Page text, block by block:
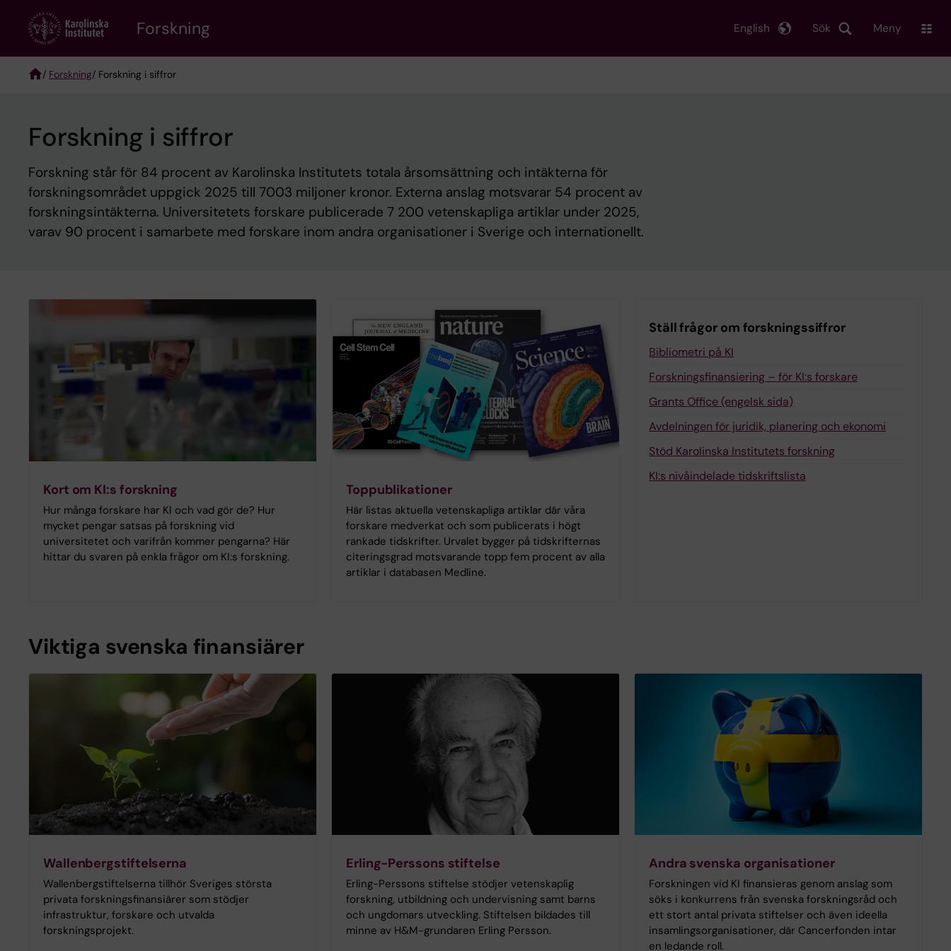
content
Forskning Sök
English Meny
/ Forskning/ Forskning i siffror
Forskning i siffror
Forskning står för 84 procent av Karolinska Institutets totala årsomsättning och intäkterna för
forskningsområdet uppgick 2025 till 7003 miljoner kronor. Externa anslag motsvarar 54 procent av
forskningsintäkterna. Universitetets forskare publicerade 7 200 vetenskapliga artiklar under 2025,
varav 90 procent i samarbete med forskare inom andra organisationer i Sverige och internationellt.
Kort om KI:s forskning
Hur många forskare har KI och vad gör de? Hur
mycket pengar satsas på forskning vid
universitetet och varifrån kommer pengarna? Här
hittar du svaren på enkla frågor om KI:s forskning.
Toppublikationer
Här listas aktuella vetenskapliga artiklar där våra
forskare medverkat och som publicerats i högt
rankade tidskrifter. Urvalet bygger på tidskrifternas
citeringsgrad motsvarande topp fem procent av alla
artiklar i databasen Medline.
Ställ frågor om forskningssiffror
Bibliometri på KI
Forskningsfinansiering – för KI:s forskare
Grants Office (engelsk sida)
Avdelningen för juridik, planering och ekonomi
Stöd Karolinska Institutets forskning
KI:s nivåindelade tidskriftslista
Viktiga svenska finansiärer
Wallenbergstiftelserna
Wallenbergstiftelserna tillhör Sveriges största
privata forskningsfinansiärer som stödjer
infrastruktur, forskare och utvalda
forskningsprojekt.
Erling-Perssons stiftelse
Erling-Perssons stiftelse stödjer vetenskaplig
forskning, utbildning och undervisning samt barns
och ungdomars utveckling. Stiftelsen bildades till
minne av H&M-grundaren Erling Persson.
Andra svenska organisationer
Forskningen vid KI finansieras genom anslag som
söks i konkurrens från svenska forskningsråd och
ett stort antal privata stiftelser och även ideella
insamlingsorganisationer, där Cancerfonden intar
en ledande roll.